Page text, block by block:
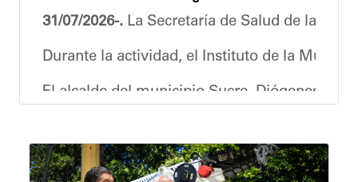
31/07/2026-. La Secretaría de Salud de la
Durante la actividad, el Instituto de la Mujer
El alcalde del municipio Sucre, Diógenes
La actividad reafirma el compromiso de la